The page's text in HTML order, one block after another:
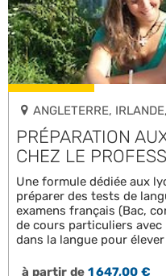
ANGLETERRE,
PRÉPARATION
CHEZ LE
Une formule dédiée aux
préparer des tests de
examens français (Bac,
de cours particuliers avec
dans la langue pour
à partir de1 647,00 €